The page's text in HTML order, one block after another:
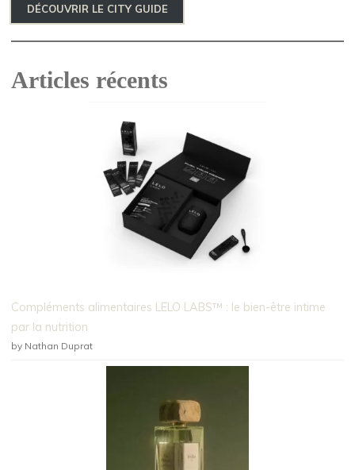
DÉCOUVRIR LE CITY GUIDE
Articles récents
Compléments alimentaires LELO LABS™ : le bien-être intime
par la nutrition
by Nathan Duprat